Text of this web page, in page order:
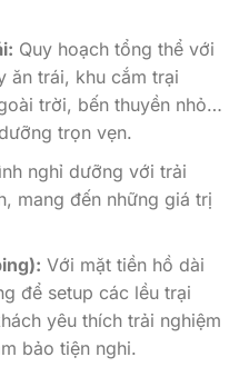
Quy hoạch tổng thể với
ăn trái, khu cắm trại
trời, bến thuyền nhỏ…
trọn vẹn.
nghỉ dưỡng với trải
mang đến những giá trị
Với mặt tiền hồ dài
để setup các lều trại
yêu thích trải nghiệm
bảo tiện nghi.